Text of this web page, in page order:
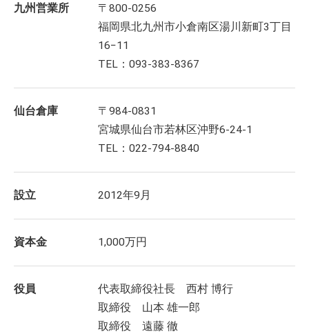
九州営業所
〒800-0256
福岡県北九州市小倉南区湯川新町3丁目
16−11
TEL：093-383-8367
仙台倉庫
〒984-0831
宮城県仙台市若林区沖野6-24-1
TEL：022-794-8840
設立 2012年9月
資本金 1,000万円
役員
代表取締役社長 西村 博行
取締役 山本 雄一郎
取締役 遠藤 徹